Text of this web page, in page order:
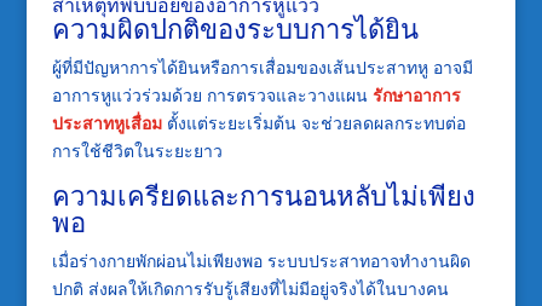
ความผิดปกติของระบบการได้ยิน
ผู้ที่มีปัญหาการได้ยินหรือการเสื่อมของเส้นประสาทหู อาจมี
อาการหูแว่วร่วมด้วย การตรวจและวางแผน รักษาอาการ
ประสาทหูเสื่อมตั้งแต่ระยะเริ่มต้น จะช่วยลดผลกระทบต่อ
การใช้ชีวิตในระยะยาว
ความเครียดและการนอนหลับไม่เพียง
พอ
เมื่อร่างกายพักผ่อนไม่เพียงพอ ระบบประสาทอาจทำงานผิด
ปกติ ส่งผลให้เกิดการรับรู้เสียงที่ไม่มีอยู่จริงได้ในบางคน